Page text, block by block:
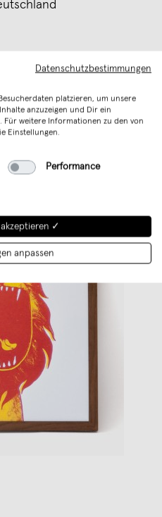
Datenschutzbestimmungen
platzieren, um unsere
anzuzeigen und Dir ein
Für weitere Informationen zu den von
Einstellungen.
Performance
✓
anpassen